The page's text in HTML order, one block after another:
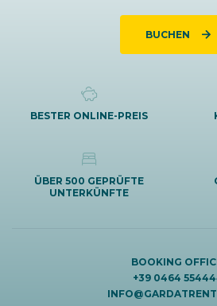
BUCHEN
BESTER ONLINE-PREIS
ÜBER 500 GEPRÜFTE
UNTERKÜNFTE
BOOKING
+39 0464